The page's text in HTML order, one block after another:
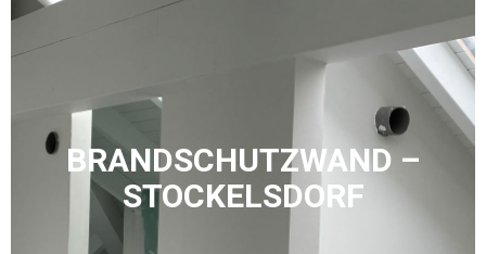
BRANDSCHUTZWAND –
STOCKELSDORF